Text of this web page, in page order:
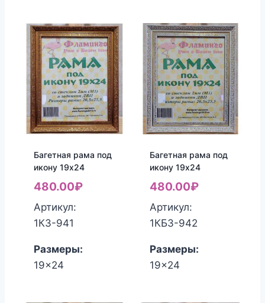
Багетная рама под
икону 19х24
480.00₽
Артикул:
1КЗ-941
Размеры:
19x24
Багетная рама под
икону 19х24
480.00₽
Артикул:
1КБЗ-942
Размеры:
19x24